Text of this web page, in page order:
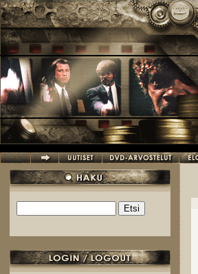
Hyppää pääsisältöön
Hakulomake